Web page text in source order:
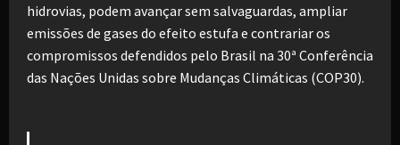
hidrovias, podem avançar sem salvaguardas, ampliar
emissões de gases do efeito estufa e contrariar os
compromissos defendidos pelo Brasil na 30ª Conferência
das Nações Unidas sobre Mudanças Climáticas (COP30).